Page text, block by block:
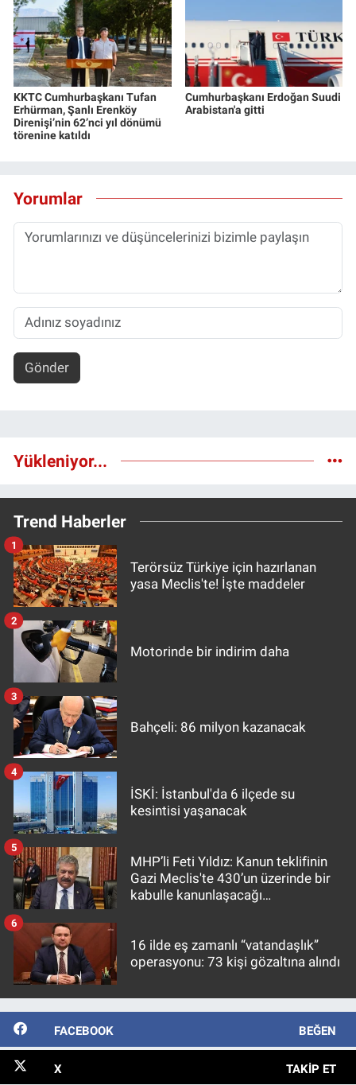
KKTC Cumhurbaşkanı Tufan
Erhürman, Şanlı Erenköy
Direnişi’nin 62’nci yıl dönümü
törenine katıldı
Cumhurbaşkanı Erdoğan Suudi
Arabistan'a gitti
Yorumlar
Gönder
Yükleniyor...
Trend Haberler
Terörsüz Türkiye için hazırlanan
yasa Meclis'te! İşte maddeler
1
Motorinde bir indirim daha
2
Bahçeli: 86 milyon kazanacak
3
İSKİ: İstanbul'da 6 ilçede su
kesintisi yaşanacak
4
MHP’li Feti Yıldız: Kanun teklifinin
Gazi Meclis'te 430’un üzerinde bir
kabulle kanunlaşacağı
5
16 ilde eş zamanlı “vatandaşlık”
operasyonu: 73 kişi gözaltına alındı
6
FACEBOOK BEĞEN
X TAKIP ET